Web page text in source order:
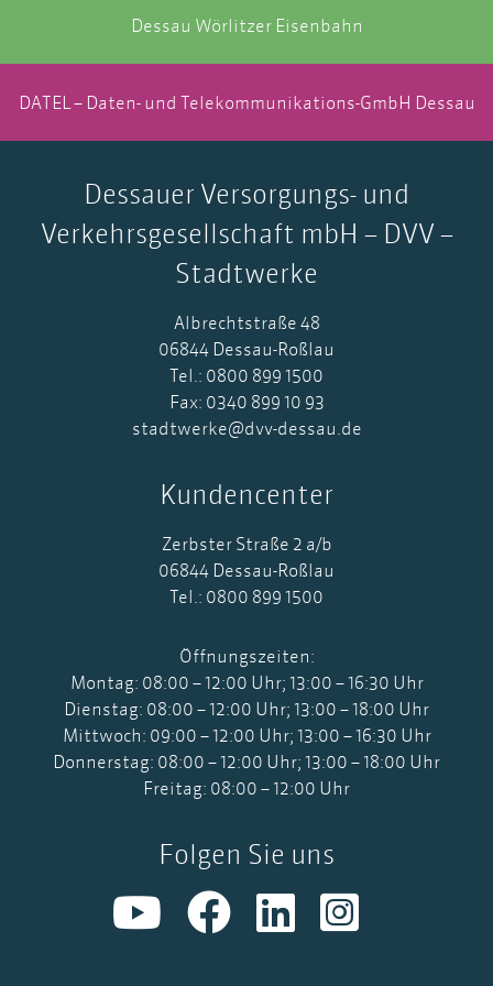
Dessau Wörlitzer Eisenbahn
DATEL – Daten- und Telekommunikations-GmbH Dessau
Dessauer Versorgungs- und
Verkehrsgesellschaft mbH – DVV –
Stadtwerke
Albrechtstraße 48
06844 Dessau-Roßlau
Tel.: 0800 899 1500
Fax: 0340 899 10 93
stadtwerke@dvv-dessau.de
Kundencenter
Zerbster Straße 2 a/b
06844 Dessau-Roßlau
Tel.: 0800 899 1500
Öffnungszeiten:
Montag: 08:00 – 12:00 Uhr; 13:00 – 16:30 Uhr
Dienstag: 08:00 – 12:00 Uhr; 13:00 – 18:00 Uhr
Mittwoch: 09:00 – 12:00 Uhr; 13:00 – 16:30 Uhr
Donnerstag: 08:00 – 12:00 Uhr; 13:00 – 18:00 Uhr
Freitag: 08:00 – 12:00 Uhr
Folgen Sie uns